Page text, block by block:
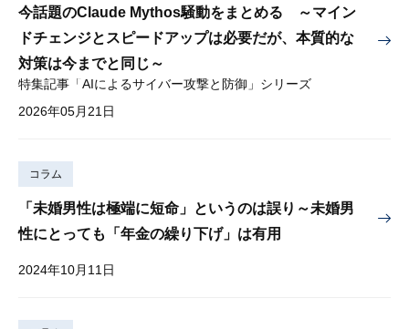
今話題のClaude Mythos騒動をまとめる ～マイン
ドチェンジとスピードアップは必要だが、本質的な
対策は今までと同じ～
特集記事「AIによるサイバー攻撃と防御」シリーズ
2026年05月21日
コラム
「未婚男性は極端に短命」というのは誤り～未婚男
性にとっても「年金の繰り下げ」は有用
2024年10月11日